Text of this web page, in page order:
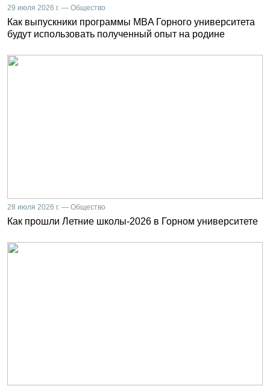
29 июля 2026 г. — Общество
Как выпускники программы MBA Горного университета
будут использовать полученный опыт на родине
28 июля 2026 г. — Общество
Как прошли Летние школы-2026 в Горном университете